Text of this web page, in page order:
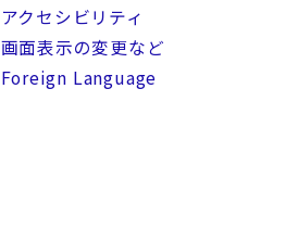
アクセシビリティ
画面表示の変更など
Foreign Language